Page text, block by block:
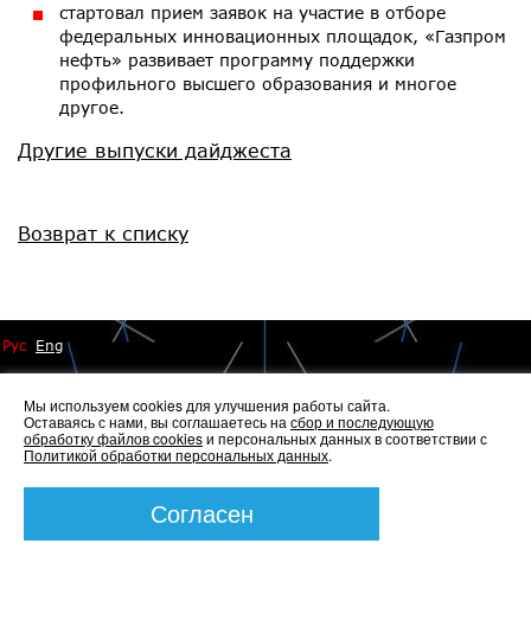
стартовал прием заявок на участие в отборе
федеральных инновационных площадок, «Газпром
нефть» развивает программу поддержки
профильного высшего образования и многое
другое.
Другие выпуски дайджеста
Возврат к списку
Рус Eng
© 2014 - 2026 Иннопрактика
Политика по обработке и защите персональных данных
Политика по работе с файлами Cookies
Создание сайта —
Мы используем cookies для улучшения работы сайта.
Оставаясь с нами, вы соглашаетесь на сбор и последующую
обработку файлов cookiesи персональных данных в соответствии с
Политикой обработки персональных данных.
Согласен